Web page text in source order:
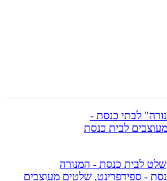
שלט לבית כנסת - המנורה